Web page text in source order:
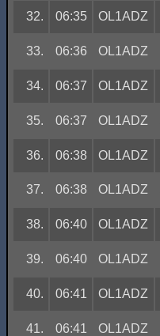
32. 06:35 OL1ADZ
33. 06:36 OL1ADZ
34. 06:37 OL1ADZ
35. 06:37 OL1ADZ
36. 06:38 OL1ADZ
37. 06:38 OL1ADZ
38. 06:40 OL1ADZ
39. 06:40 OL1ADZ
40. 06:41 OL1ADZ
41. 06:41 OL1ADZ